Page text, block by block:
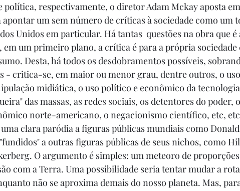
política, respectivamente, o diretor Adam Mckay aposta
apontar um sem número de críticas à sociedade como um
Unidos em particular. Há tantas  questões na obra que
em um primeiro plano, a crítica é para a própria sociedade
Desta, há todos os desdobramentos possíveis,
- critica-se, em maior ou menor grau, dentre outros, o
midiática, o uso político e econômico da
das massas, as redes sociais, os detentores do
norte-americano, o negacionismo científico, etc,
clara paródia a figuras públicas mundiais como
a outras figuras públicas de seus nichos, como
O argumento é simples: um meteoro de
com a Terra. Uma possibilidade seria tentar mudar a
não se aproxima demais do nosso planeta. Mas,